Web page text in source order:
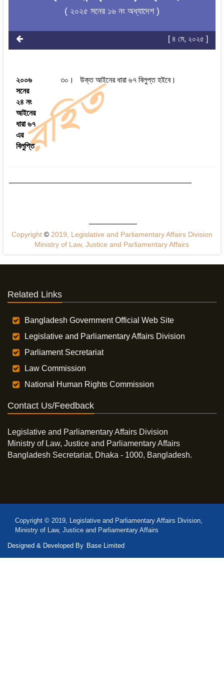
( ২০২৫ সনের ১৬ নং অধ্যাদেশ )
[ ৪ মে, ২০২৫ ]
২০০৬
সনের
২৪ নং
আইনের
ধারা ৬৭
এর
বিলুপ্তি
৩০। উক্ত আইনের ধারা ৬৭ বিলুপ্ত হইবে।
Copyright ©2019, Legislative and Parliamentary Affairs Division
Ministry of Law, Justice and Parliamentary Affairs
Related Links
Bangladesh Government Official Web Site
Legislative and Parliamentary Affairs Division
Parliament Secretariat
Law Commission
National Human Rights Commission
Contact Us/Feedback
Legislative and Parliamentary Affairs Division
Ministry of Law, Justice and Parliamentary Affairs
Bangladesh Secretariat, Dhaka - 1000, Bangladesh.
Copyright © 2019, Legislative and Parliamentary Affairs Division,
Ministry of Law, Justice and Parliamentary Affairs
Designed & Developed By Base Limited